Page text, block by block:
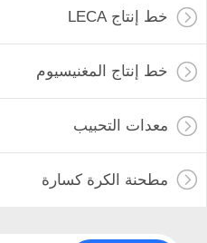
خط إنتاج LECA
خط إنتاج المغنيسيوم
معدات التحبيب
مطحنة الكرة كسارة